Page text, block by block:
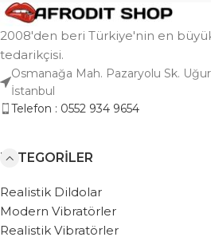
2008'den beri Türkiye'nin en
tedarikçisi.
Osmanağa Mah. Pazaryolu Sk.
İstanbul
Telefon : 0552 934 9654
KATEGORILER
Realistik Dildolar
Modern Vibratörler
Realistik Vibratörler